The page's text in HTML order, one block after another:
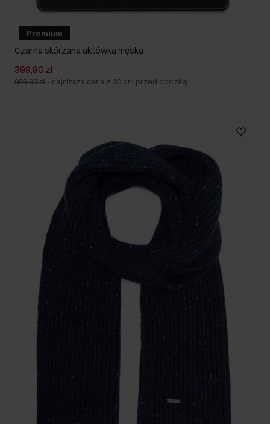
Premium
Czarna skórzana aktówka męska
399,90 zł
699,90 zł - najniższa cena z 30 dni przed obniżką